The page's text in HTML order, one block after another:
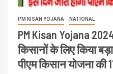
PM KISAN YOJANA NATIONAL
PM Kisan Yojana
किसानों के लिए किया
पीएम किसान योजना की